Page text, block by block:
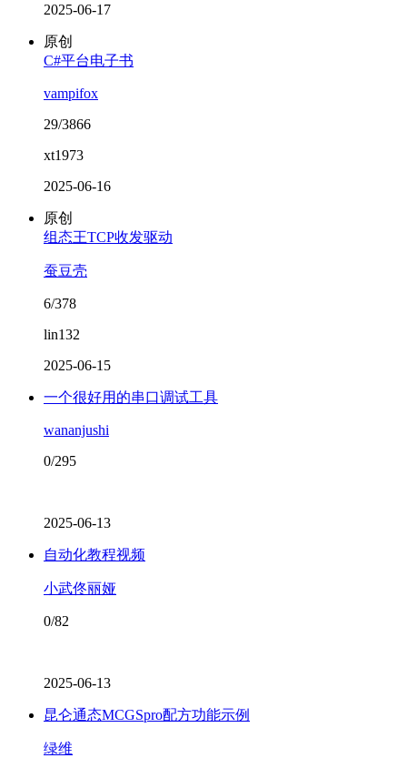
2025-06-17
原创
C#平台电子书
vampifox
29/3866
xt1973
2025-06-16
原创
组态王TCP收发驱动
蚕豆壳
6/378
lin132
2025-06-15
一个很好用的串口调试工具
wananjushi
0/295
2025-06-13
自动化教程视频
小武佟丽娅
0/82
2025-06-13
昆仑通态MCGSpro配方功能示例
绿维